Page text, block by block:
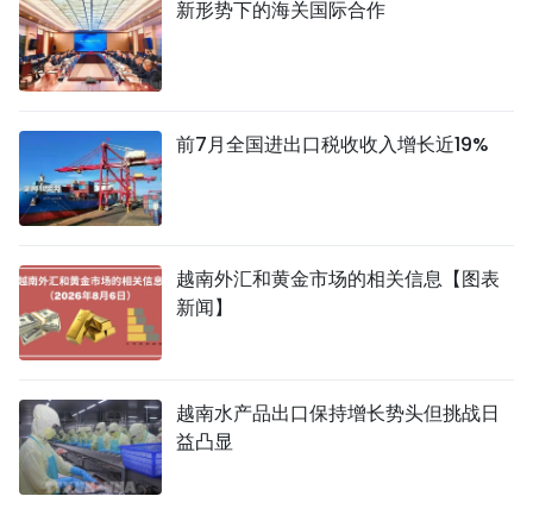
新形势下的海关国际合作
前7月全国进出口税收收入增长近19%
越南外汇和黄金市场的相关信息【图表
新闻】
越南水产品出口保持增长势头但挑战日
益凸显